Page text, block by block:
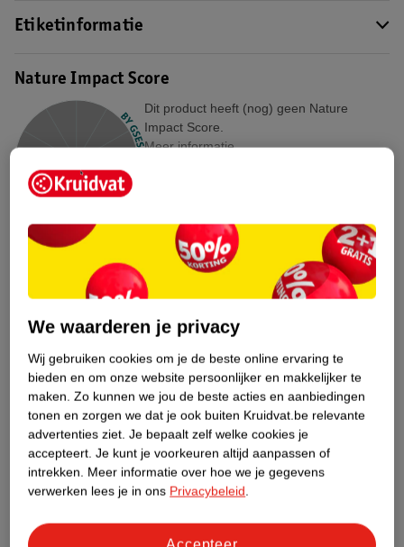
Etiketinformatie
Nature Impact Score
Dit product heeft (nog) geen Nature
Impact Score.
Meer informatie
Bestel & Bezorginformatie
Bekijk ook
MeerSenseo Alle Koffiepads
Hoe controleren wij de reviews?
ANDEREN KOCHTEN OOK
We waarderen je privacy
Wij gebruiken cookies om je de beste online ervaring te
bieden en om onze website persoonlijker en makkelijker te
maken. Zo kunnen we jou de beste acties en aanbiedingen
tonen en zorgen we dat je ook buiten Kruidvat.be relevante
advertenties ziet. Je bepaalt zelf welke cookies je
accepteert. Je kunt je voorkeuren altijd aanpassen of
intrekken. Meer informatie over hoe we je gegevens
verwerken lees je in ons Privacybeleid.